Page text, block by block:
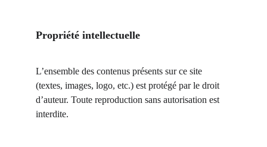
Propriété intellectuelle
L’ensemble des contenus présents sur ce site
(textes, images, logo, etc.) est protégé par le droit
d’auteur. Toute reproduction sans autorisation est
interdite.